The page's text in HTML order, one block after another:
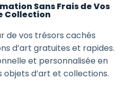
Sans Frais de Vos
Collection
de vos trésors cachés
d’art gratuites et rapides.
et personnalisée en
objets d’art et collections.